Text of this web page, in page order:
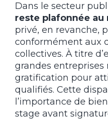
Dans le secteur
reste plafonnée
privé, en revanche,
conformément aux
collectives. À titre
grandes entreprises
gratification pour
qualifiés. Cette
l’importance de
stage avant